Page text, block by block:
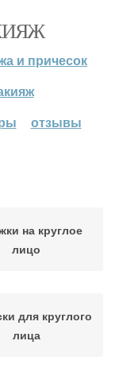
и причесок
отзывы
на круглое
лицо
для круглого
лица